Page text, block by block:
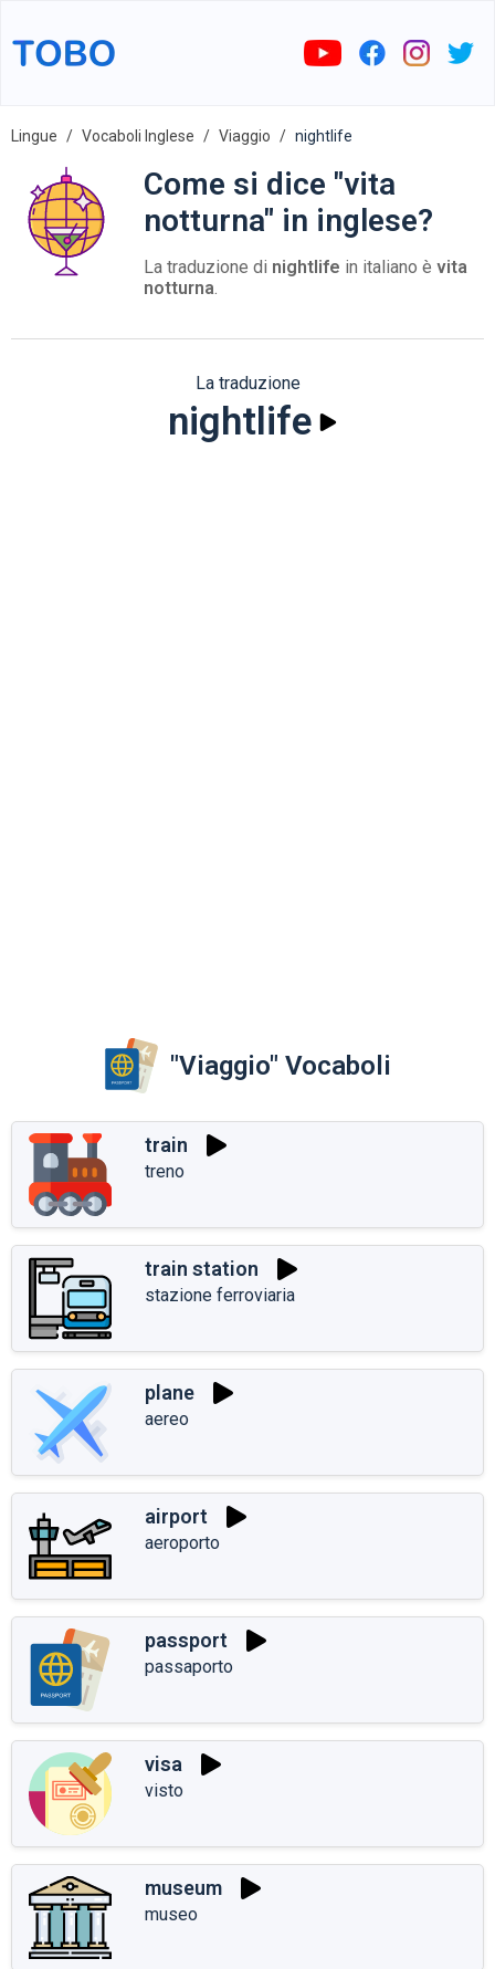
Lingue Vocaboli Inglese Viaggio nightlife
Come si dice "vita
notturna" in inglese?
La traduzione di nightlife in italiano è vita
notturna.
La traduzione
nightlife
"Viaggio" Vocaboli
train
treno
train station
stazione ferroviaria
plane
aereo
airport
aeroporto
passport
passaporto
visa
visto
museum
museo